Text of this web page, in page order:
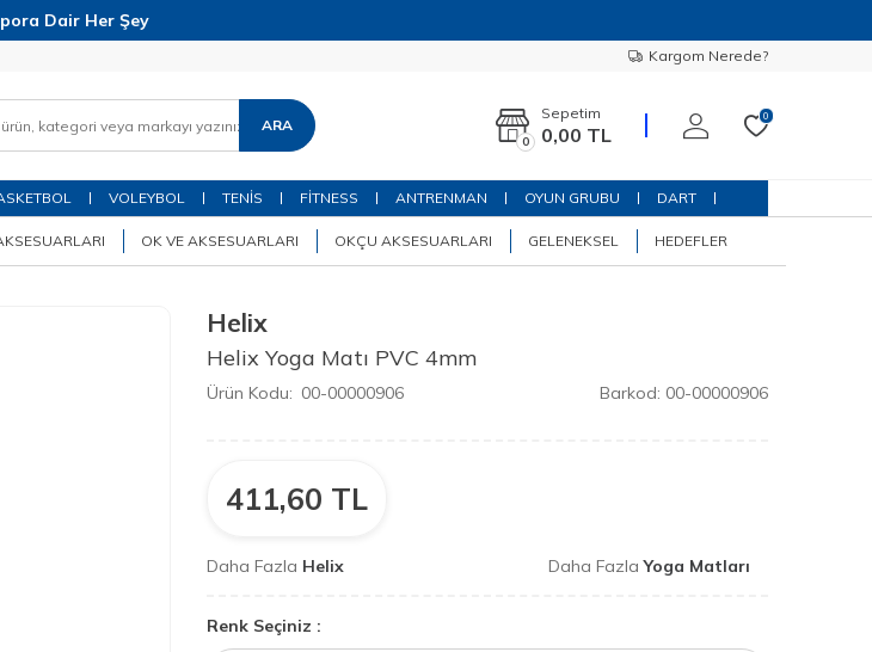
Dair Her Şey
Kargom Nerede?
ARA
0
Sepetim
0,00 TL
0
VOLEYBOL TENİS FİTNESS ANTRENMAN OYUN GRUBU DART
OK VE AKSESUARLARI OKÇU AKSESUARLARI GELENEKSEL HEDEFLER
Helix
Helix Yoga Matı PVC 4mm
Ürün Kodu: 00-00000906 Barkod: 00-00000906
411,60 TL
Daha Fazla Helix Daha FazlaYoga Matları
Renk Seçiniz :